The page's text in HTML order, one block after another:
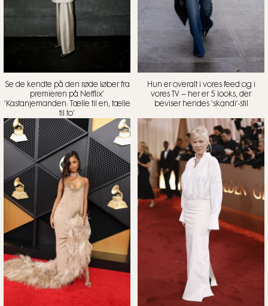
Se de kendte på den røde løber fra
premieren på Netflix’
’Kastanjemanden: Tælle til en, tælle
til to’
Hun er overalt i vores feed og i
vores TV – her er 5 looks, der
beviser hendes ‘skandi’-stil